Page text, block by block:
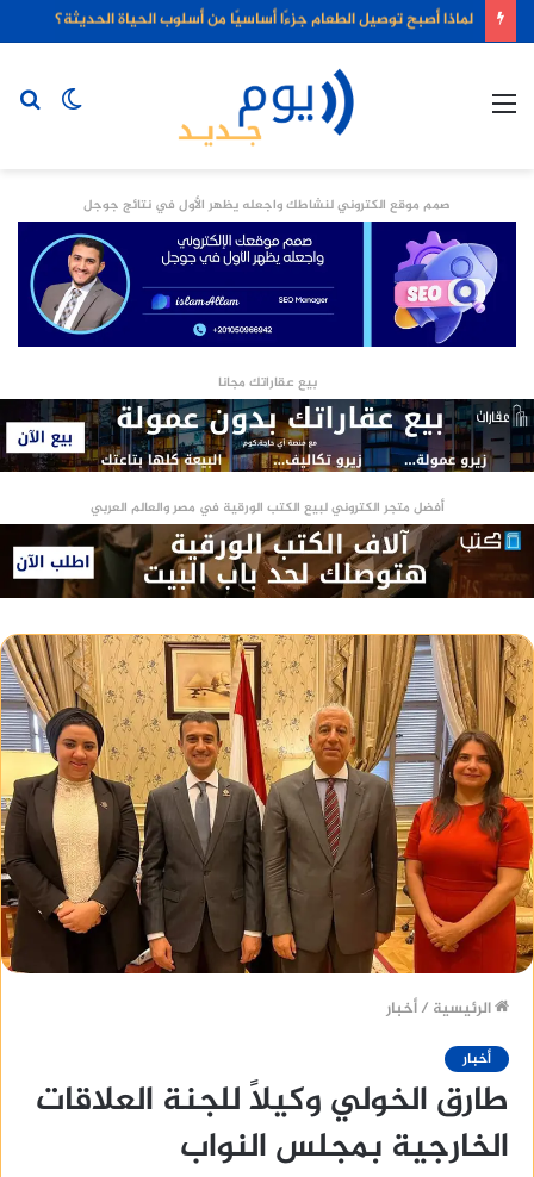
لماذا أصبح توصيل الطعام جزءًا أساسيًا من أسلوب الحياة الحديثة؟
الوضع
صمم موقع الكتروني لنشاطك واجعله يظهر الأول في نتائج جوجل
بيع عقاراتك مجانا
أفضل متجر الكتروني لبيع الكتب الورقية في مصر والعالم العربي
الرئيسية /أخبار
أخبار
طارق الخولي وكيلاً للجنة العلاقات
الخارجية بمجلس النواب